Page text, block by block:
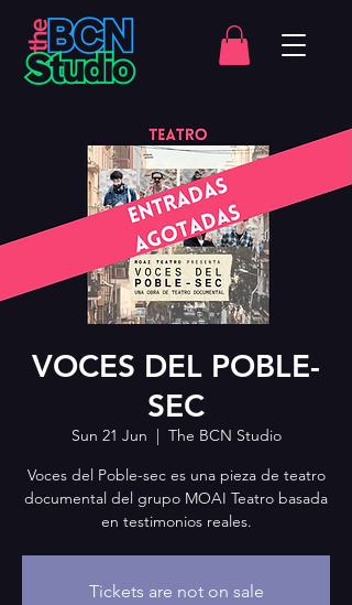
VOCES DEL POBLE-
SEC
Sun 21 Jun
  |
The BCN Studio
Voces del Poble-sec es una pieza de teatro
documental del grupo MOAI Teatro basada
en testimonios reales.
Tickets are not on sale